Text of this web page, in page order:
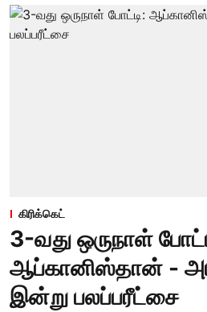
கிரிக்கெட்
3-வது ஒருநாள்
ஆப்கானிஸ்தான் -
இன்று பலப்பரீட்சை